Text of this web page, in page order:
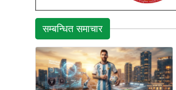
सम्बन्धित समाचार